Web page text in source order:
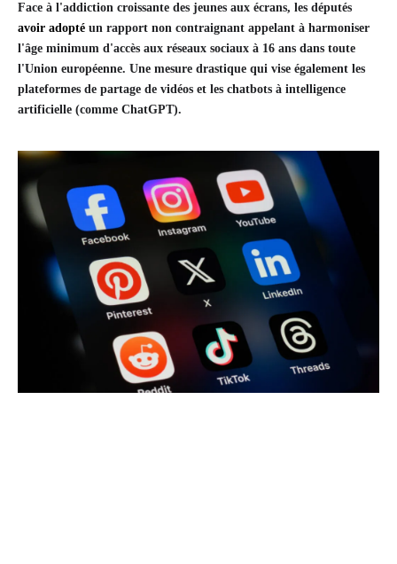
Face à l'addiction croissante des jeunes aux écrans, les députés
avoir adopté un rapport non contraignant appelant à harmoniser
l'âge minimum d'accès aux réseaux sociaux à 16 ans dans toute
l'Union européenne. Une mesure drastique qui vise également les
plateformes de partage de vidéos et les chatbots à intelligence
artificielle (comme ChatGPT).